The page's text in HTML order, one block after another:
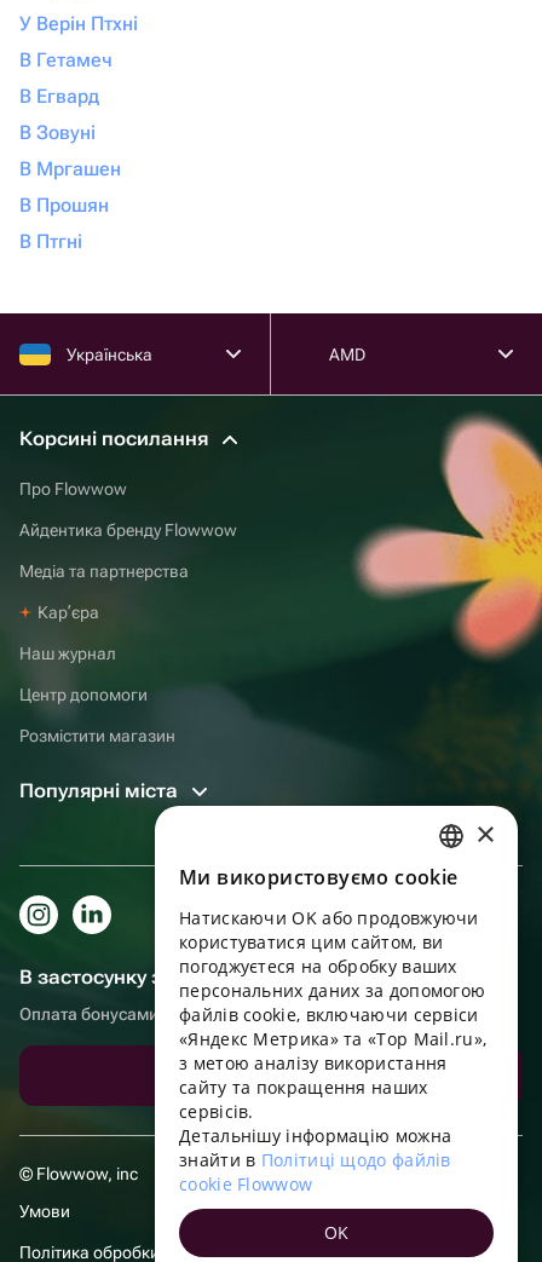
У Верін Птхні
В Гетамеч
В Егвард
В Зовуні
В Мргашен
В Прошян
В Птгні
Українська AMD
Корсині посилання
Про Flowwow
Айдентика бренду Flowwow
Медіа та партнерства
Карʼєра
Наш журнал
Центр допомоги
Розмістити магазин
Популярні міста
В застосунку зручніше!
Оплата бонусами, самовивіз, зручний чат підтримки
Завантажити додаток
© Flowwow, inc
Умови
Політика обробки даних
RUSSIAN
ENGLISH
UKRAINIAN
PORTUGUESE
SPANISH
HUNGARIAN
FRENCH
TURKISH
×
Ми використовуємо cookie
Натискаючи OK або продовжуючи
користуватися цим сайтом, ви
погоджуєтеся на обробку ваших
персональних даних за допомогою
файлів cookie, включаючи сервіси
«Яндекс Метрика» та «Top Mail.ru»,
з метою аналізу використання
сайту та покращення наших
сервісів.
Детальнішу інформацію можна
знайти в Політиці щодо файлів
cookie Flowwow
OK